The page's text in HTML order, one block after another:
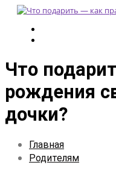
Что
рождения
дочки?
Главная
Родителям